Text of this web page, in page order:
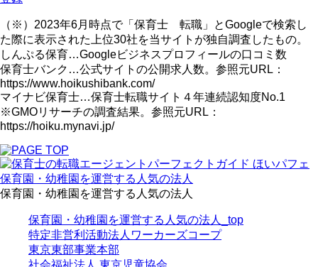
（※）2023年6月時点で「保育士 転職」とGoogleで検索し
た際に表示された上位30社を当サイトが独自調査したもの。
しんぷる保育…Googleビジネスプロフィールの口コミ数
保育士バンク…公式サイトの公開求人数。参照元URL：
https://www.hoikushibank.com/
マイナビ保育士…保育士転職サイト４年連続認知度No.1
※GMOリサーチの調査結果。参照元URL：
https://hoiku.mynavi.jp/
保育園・幼稚園を運営する人気の法人
保育園・幼稚園を運営する人気の法人
保育園・幼稚園を運営する人気の法人_top
特定非営利活動法人ワーカーズコープ
東京東部事業本部